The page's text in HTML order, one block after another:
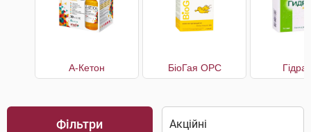
А-Кетон БіоГая ОРС
Фільтри